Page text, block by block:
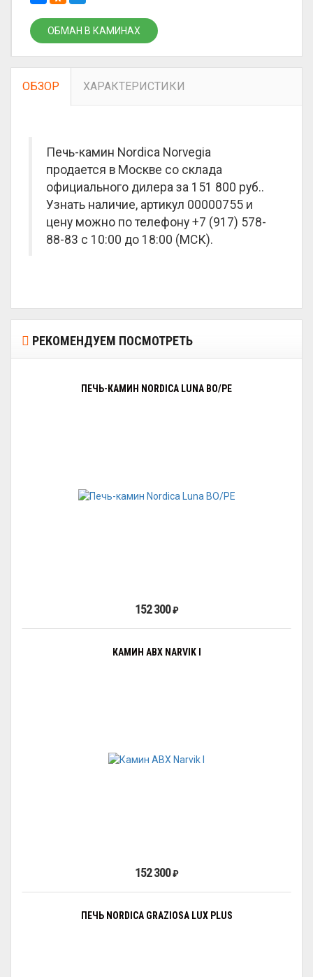
ОБМАН В КАМИНАХ
ОБЗОР ХАРАКТЕРИСТИКИ
Печь-камин Nordica Norvegia
продается в Москве со склада
официального дилера за 151 800 руб..
Узнать наличие, артикул 00000755 и
цену можно по телефону +7 (917) 578-
88-83 с 10:00 до 18:00 (МСК).
РЕКОМЕНДУЕМ ПОСМОТРЕТЬ
ПЕЧЬ-КАМИН NORDICA LUNA BO/PE
152 300₽
КАМИН ABX NARVIK I
152 300₽
ПЕЧЬ NORDICA GRAZIOSA LUX PLUS